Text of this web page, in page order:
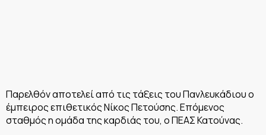
Παρελθόν αποτελεί από τις τάξεις του Πανλευκάδιου ο
έμπειρος επιθετικός Νίκος Πετούσης. Επόμενος
σταθμός η ομάδα της καρδιάς του, ο ΠΕΑΣ Κατούνας.